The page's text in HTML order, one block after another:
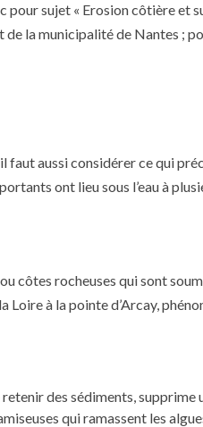
pour sujet « Erosion côtière et
la municipalité de Nantes ;
faut aussi considérer ce qui
ont lieu sous l’eau à
côtes rocheuses qui sont
à la pointe d’Arcay,
des sédiments,
qui ramassent les